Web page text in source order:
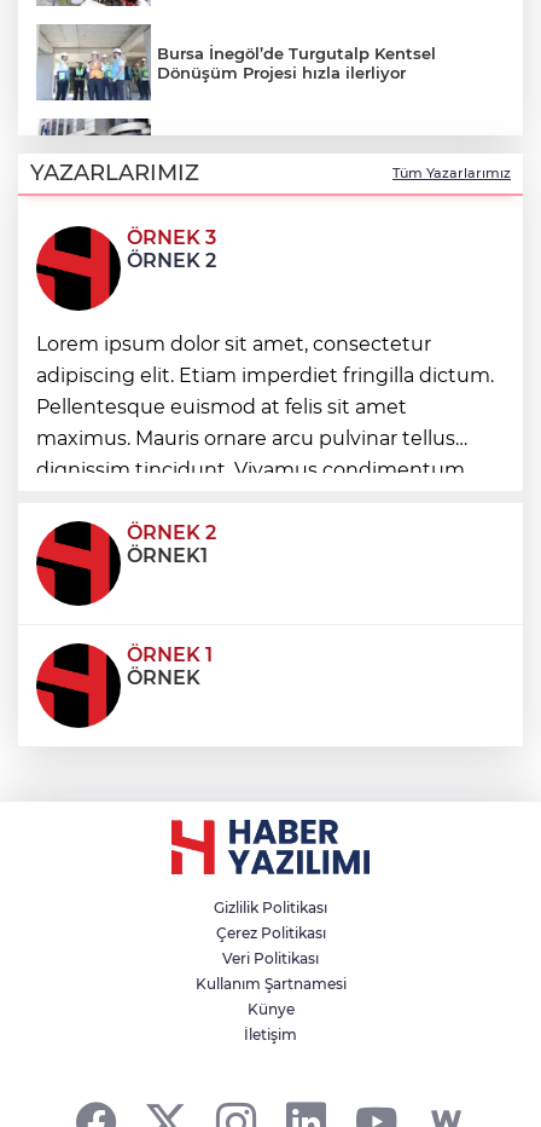
Bursa İnegöl’de Turgutalp Kentsel
Dönüşüm Projesi hızla ilerliyor
çıkarıyor! Muhammen bedel belli oldu
Kocaeli'de Süper Enduro’da kupalar
sahiplerini buldu
Kayseri Kocasinan'ın Ekolojik Pazar'ı
kapılarını açtı
Kocaeli yaz akşamlarında “Arabesk”
rüzgârı esti
YAZARLARIMIZ Tüm Yazarlarımız
ÖRNEK 3
ÖRNEK 2
Lorem ipsum dolor sit amet, consectetur
adipiscing elit. Etiam imperdiet fringilla dictum.
Pellentesque euismod at felis sit amet
maximus. Mauris ornare arcu pulvinar tellus
dignissim tincidunt. Vivamus condimentum
condimentum eros et, faucibus sapien. Praese
ÖRNEK 2
ÖRNEK1
ÖRNEK 1
ÖRNEK
Gizlilik Politikası
Çerez Politikası
Veri Politikası
Kullanım Şartnamesi
Künye
İletişim